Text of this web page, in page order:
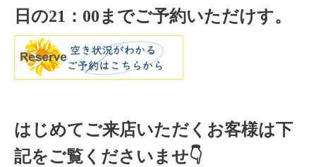
日の21 ： 00までご予約いただけす。
はじめてご来店いただくお客様は下
記をご覧くださいませ👇